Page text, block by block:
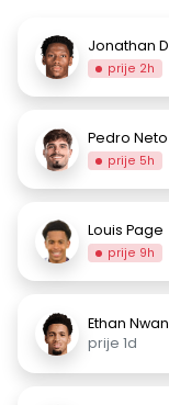
Jonathan
prije 2h
Pedro Neto
prije 5h
Louis Page
prije 9h
Ethan
prije 1d